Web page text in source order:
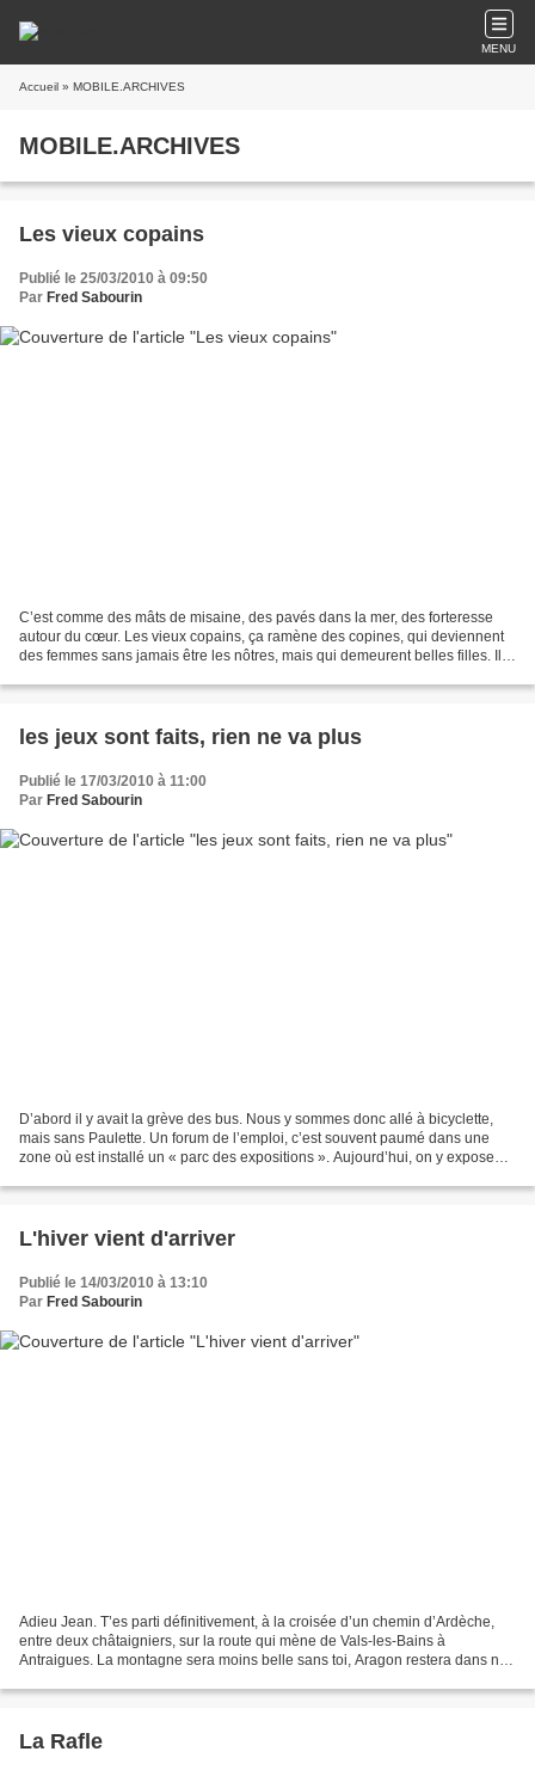
MENU
Accueil » MOBILE.ARCHIVES
MOBILE.ARCHIVES
Les vieux copains
Publié le 25/03/2010 à 09:50
Par Fred Sabourin
C’est comme des mâts de misaine, des pavés dans la mer, des forteresse
autour du cœur. Les vieux copains, ça ramène des copines, qui deviennent
des femmes sans jamais être les nôtres, mais qui demeurent belles filles. Ils
les jeux sont faits, rien ne va plus
Publié le 17/03/2010 à 11:00
Par Fred Sabourin
D’abord il y avait la grève des bus. Nous y sommes donc allé à bicyclette,
mais sans Paulette. Un forum de l’emploi, c’est souvent paumé dans une
zone où est installé un « parc des expositions ». Aujourd’hui, on y expose
L'hiver vient d'arriver
Publié le 14/03/2010 à 13:10
Par Fred Sabourin
Adieu Jean. T’es parti définitivement, à la croisée d’un chemin d’Ardèche,
entre deux châtaigniers, sur la route qui mène de Vals-les-Bains à
Antraigues. La montagne sera moins belle sans toi, Aragon restera dans nos
La Rafle